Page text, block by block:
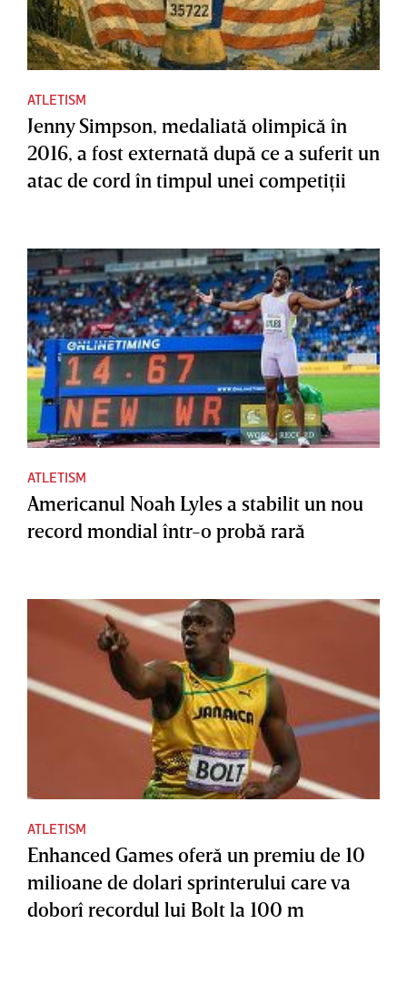
ATLETISM
Jenny Simpson, medaliată olimpică în
2016, a fost externată după ce a suferit un
atac de cord în timpul unei competiţii
ATLETISM
Americanul Noah Lyles a stabilit un nou
record mondial într-o probă rară
ATLETISM
Enhanced Games oferă un premiu de 10
milioane de dolari sprinterului care va
doborî recordul lui Bolt la 100 m